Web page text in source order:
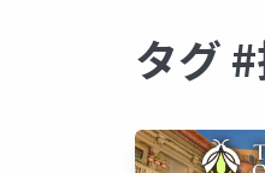
タグ